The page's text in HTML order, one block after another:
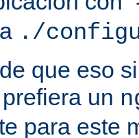
./
que eso
un
para este